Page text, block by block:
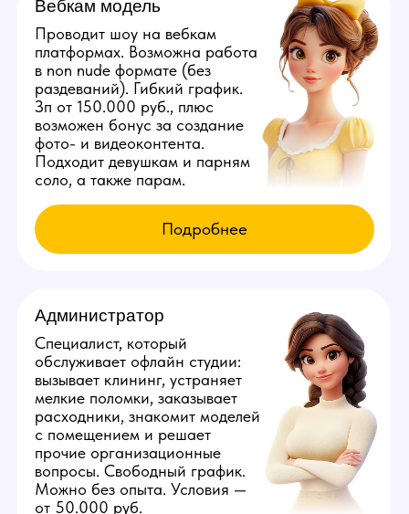
Политика конфиденциальности
Все города Грузии
Все города Казахстана
Города других стран
©️ 2026 Youmaybe | Все права защищены